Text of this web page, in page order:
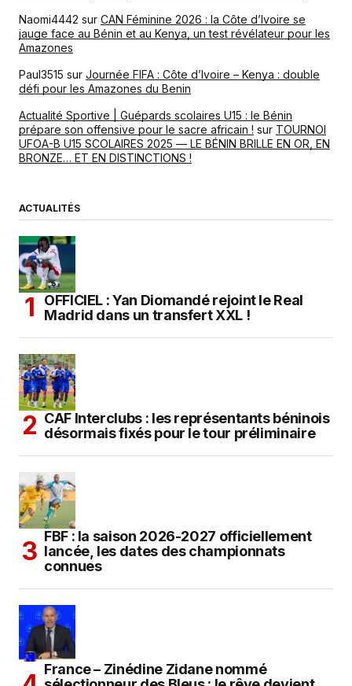
Naomi4442 sur CAN Féminine 2026 : la Côte d’Ivoire se
jauge face au Bénin et au Kenya, un test révélateur pour les
Amazones
Paul3515 sur Journée FIFA : Côte d’Ivoire – Kenya : double
défi pour les Amazones du Benin
Actualité Sportive | Guépards scolaires U15 : le Bénin
prépare son offensive pour le sacre africain ! sur TOURNOI
UFOA-B U15 SCOLAIRES 2025 — LE BÉNIN BRILLE EN OR, EN
BRONZE… ET EN DISTINCTIONS !
ACTUALITÉS
OFFICIEL : Yan Diomandé rejoint le Real
Madrid dans un transfert XXL !
CAF Interclubs : les représentants béninois
désormais fixés pour le tour préliminaire
FBF : la saison 2026-2027 officiellement
lancée, les dates des championnats
connues
France – Zinédine Zidane nommé